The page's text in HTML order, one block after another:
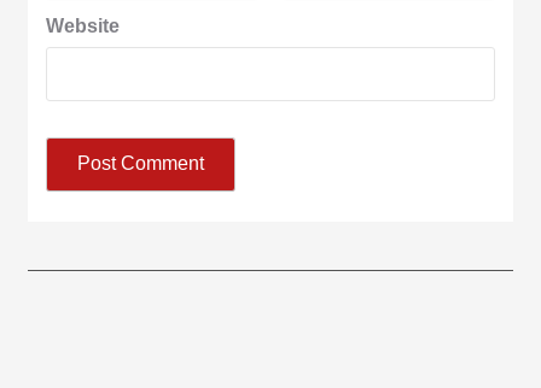
Website